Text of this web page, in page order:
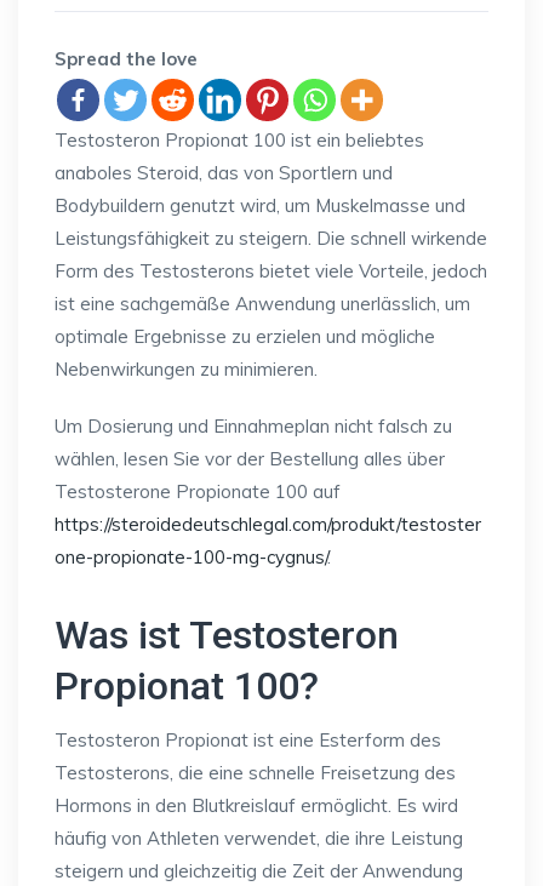
Spread the love
Testosteron Propionat 100 ist ein beliebtes
anaboles Steroid, das von Sportlern und
Bodybuildern genutzt wird, um Muskelmasse und
Leistungsfähigkeit zu steigern. Die schnell wirkende
Form des Testosterons bietet viele Vorteile, jedoch
ist eine sachgemäße Anwendung unerlässlich, um
optimale Ergebnisse zu erzielen und mögliche
Nebenwirkungen zu minimieren.
Um Dosierung und Einnahmeplan nicht falsch zu
wählen, lesen Sie vor der Bestellung alles über
Testosterone Propionate 100 auf
https://steroidedeutschlegal.com/produkt/testoster
one-propionate-100-mg-cygnus/.
Was ist Testosteron
Propionat 100?
Testosteron Propionat ist eine Esterform des
Testosterons, die eine schnelle Freisetzung des
Hormons in den Blutkreislauf ermöglicht. Es wird
häufig von Athleten verwendet, die ihre Leistung
steigern und gleichzeitig die Zeit der Anwendung